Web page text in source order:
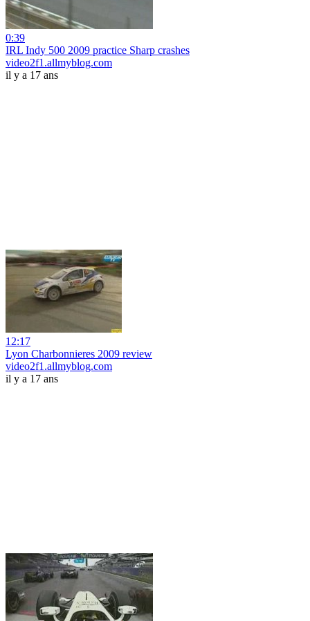
0:39
IRL Indy 500 2009 practice Sharp crashes
video2f1.allmyblog.com
il y a 17 ans
12:17
Lyon Charbonnieres 2009 review
video2f1.allmyblog.com
il y a 17 ans